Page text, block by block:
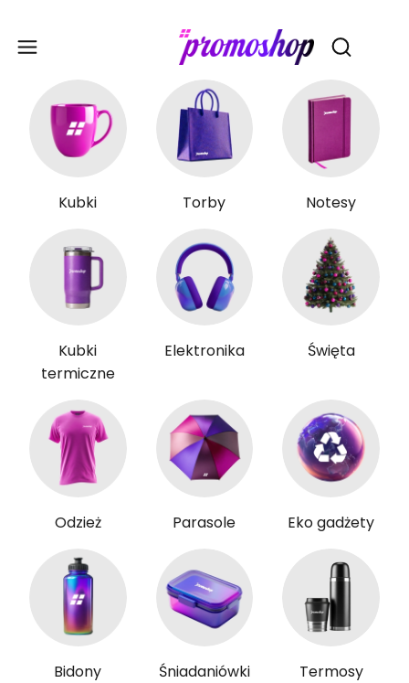
Otwórz
Kubki Torby Notesy
Kubki
termiczne
Elektronika Święta
Odzież Parasole Eko gadżety
Bidony Śniadaniówki Termosy